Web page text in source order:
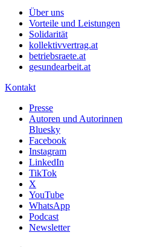
Über uns
Vorteile und Leistungen
Solidarität
kollektivvertrag.at
betriebsraete.at
gesundearbeit.at
Kontakt
Presse
Autoren und Autorinnen
Bluesky
Facebook
Instagram
LinkedIn
TikTok
X
YouTube
WhatsApp
Podcast
Newsletter